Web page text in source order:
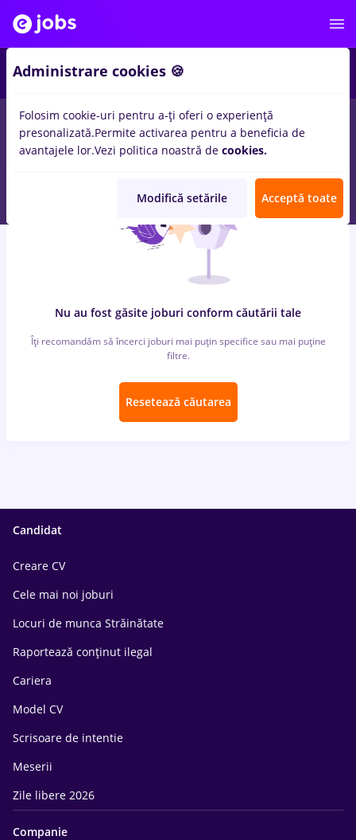
locuri de muncacu salarii farmavet, Part timein
pentruEntry-Level (< 2 ani)inTransport / Distributie
Nu au fost găsite joburi conform căutării tale
Îți recomandăm să încerci joburi mai puțin specifice sau mai puține
filtre.
Resetează căutarea
Candidat
Creare CV
Cele mai noi joburi
Locuri de munca Străinătate
Raportează conținut ilegal
Cariera
Model CV
Scrisoare de intentie
Meserii
Zile libere 2026
Companie
Administrare cookies 🍪
Folosim cookie-uri pentru a-ți oferi o experiență
presonalizată.Permite activarea pentru a beneficia de
avantajele lor.Vezi politica noastră de cookies.
Modifică setările Acceptă toate